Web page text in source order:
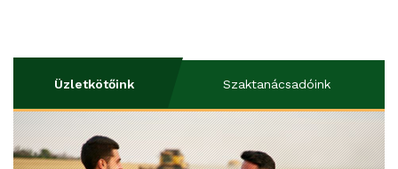
Üzletkötőink Szaktanácsadóink